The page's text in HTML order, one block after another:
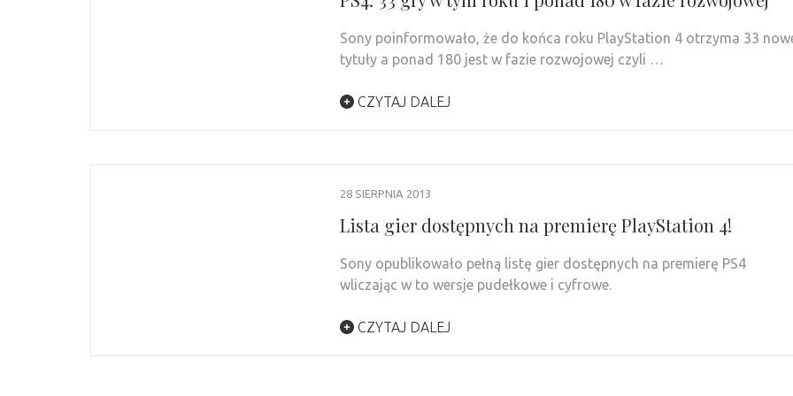
Sony poinformowało, że do końca roku PlayStation 4 otrzyma 33
tytuły a ponad 180 jest w fazie rozwojowej czyli …
CZYTAJ DALEJ
28 SIERPNIA 2013
Lista gier dostępnych na premierę PlayStation 4!
Sony opublikowało pełną listę gier dostępnych na premierę PS4
wliczając w to wersje pudełkowe i cyfrowe.
CZYTAJ DALEJ